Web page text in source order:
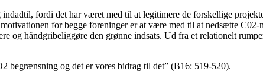
fordi det har været med til at legitimere de forskellige
for begge foreninger er at være med til at nedsætte
og håndgribeliggøre den grønne indsats. Ud fra et relationelt
begrænsning og det er vores bidrag til det” (B16: 519-520).